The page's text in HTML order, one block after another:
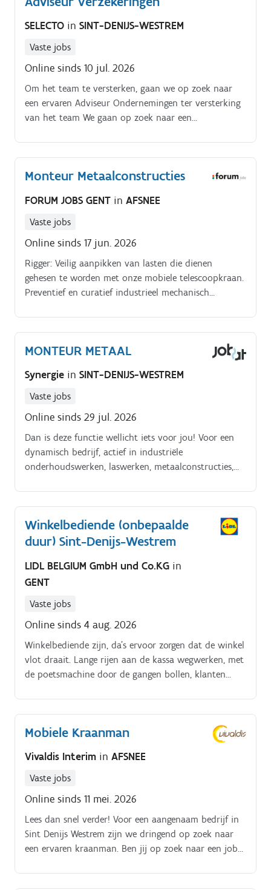
SELECTO in SINT-DENIJS-WESTREM
Vaste jobs
Online sinds 10 jul. 2026
Om het team te versterken, gaan we op zoek naar
een ervaren Adviseur Ondernemingen ter versterking
van het team We gaan op zoek naar een
handel je zelfstandig de dossiers af van A tot Z en dit
over de verschillende takken niet leven.
Monteur Metaalconstructies
FORUM JOBS GENT in AFSNEE
Vaste jobs
Online sinds 17 jun. 2026
Rigger: Veilig aanpikken van lasten die dienen
gehesen te worden met onze mobiele telescoopkraan.
Preventief en curatief industrieel mechanisch
ontdek snel of deze functie bij jou past!
MONTEUR METAAL
Synergie in SINT-DENIJS-WESTREM
Vaste jobs
Online sinds 29 jul. 2026
Dan is deze functie wellicht iets voor jou! Voor een
dynamisch bedrijf, actief in industriële
onderhoudswerken, laswerken, metaalconstructies,
Winkelbediende (onbepaalde
duur) Sint-Denijs-Westrem
LIDL BELGIUM GmbH und Co.KG in
GENT
Vaste jobs
Online sinds 4 aug. 2026
Winkelbediende zijn, da's ervoor zorgen dat de winkel
vlot draait. Lange rijen aan de kassa wegwerken, met
de poetsmachine door de gangen bollen, klanten
controleren, croissants afbakken en nieuwe collega's
begeleiden.
Mobiele Kraanman
Vivaldis Interim in AFSNEE
Vaste jobs
Online sinds 11 mei. 2026
Lees dan snel verder! Voor een aangenaam bedrijf in
Sint Denijs Westrem zijn we dringend op zoek naar
een ervaren kraanman. Ben jij op zoek naar een job